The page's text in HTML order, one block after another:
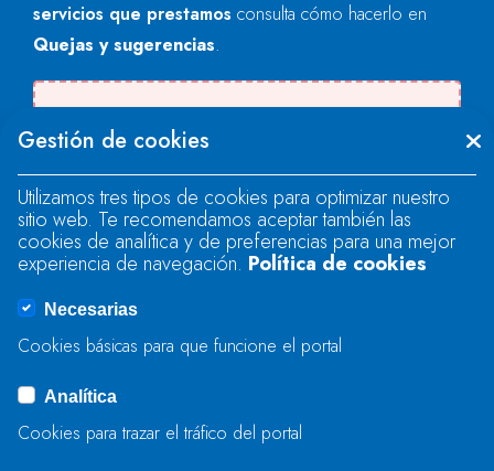
servicios que prestamos consulta cómo hacerlo en
Quejas y sugerencias.
"text".
Se produjo un error al cargar el campo
"text".
Se produjo un error al cargar el campo
ENVIAR
Gestión de cookies
Utilizamos tres tipos de cookies para optimizar nuestro
sitio web. Te recomendamos aceptar también las
cookies de analítica y de preferencias para una mejor
experiencia de navegación. Política de cookies
Necesarias
Cookies básicas para que funcione el portal
Analítica
Cookies para trazar el tráfico del portal